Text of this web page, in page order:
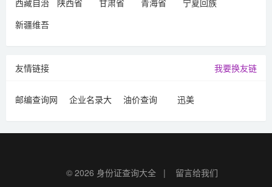
西藏自治
区
陕西省 甘肃省 青海省
宁夏回族
新疆维吾
友情链接 我要换友链
邮编查询网
企业名录大
油价查询 迅美
© 2026 身份证查询大全 | 留言给我们